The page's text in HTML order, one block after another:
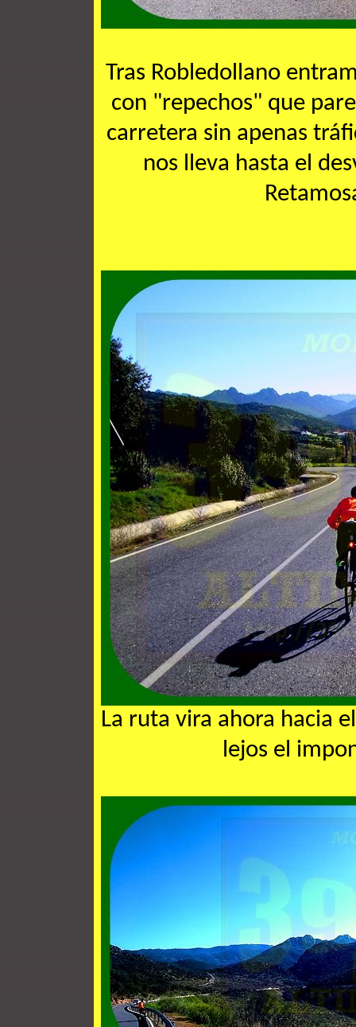
Tras Robledollano
con "repechos" que
carretera sin apenas
nos lleva hasta el
La ruta vira ahora hacia
lejos el